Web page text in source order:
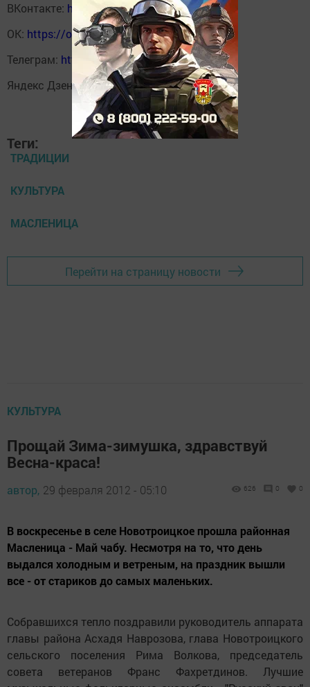
ВКонтакте: https://vk.com/svetliput
ОК: https://ok.ru/profile/590414664980
Телеграм: https://t.me/yakti_ul
Яндекс Дзен: https://dzen.ru/svetliput
Теги:
ТРАДИЦИИ
КУЛЬТУРА
МАСЛЕНИЦА
Перейти на страницу новости
КУЛЬТУРА
Прощай Зима-зимушка, здравствуй
Весна-краса!
автор, 29 февраля 2012 - 05:10 626 0 0
В воскресенье в селе Новотроицкое прошла районная
Масленица - Май чабу. Несмотря на то, что день
выдался холодным и ветреным, на праздник вышли
все - от стариков до самых маленьких.
Собравшихся тепло поздравили руководитель аппарата
главы района Асхадя Наврозова, глава Новотроицкого
сельского поселения Рима Волкова, председатель
совета ветеранов Франс Фахретдинов. Лучшие